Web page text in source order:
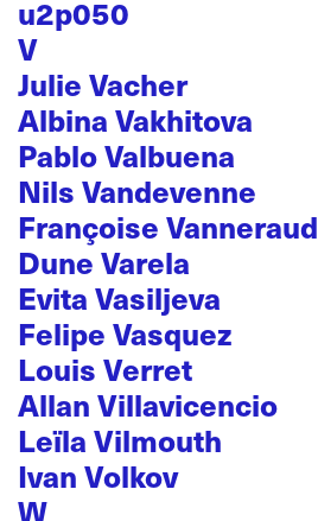
u2p050
V
Julie Vacher
Albina Vakhitova
Pablo Valbuena
Nils Vandevenne
Françoise Vanneraud
Dune Varela
Evita Vasiljeva
Felipe Vasquez
Louis Verret
Allan Villavicencio
Leïla Vilmouth
Ivan Volkov
W